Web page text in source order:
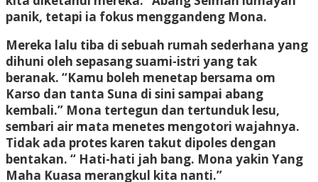
panik, tetapi ia fokus menggandeng Mona.
Mereka lalu tiba di sebuah rumah sederhana yang
dihuni oleh sepasang suami-istri yang tak
beranak. “Kamu boleh menetap bersama om
Karso dan tanta Suna di sini sampai abang
kembali.” Mona tertegun dan tertunduk lesu,
sembari air mata menetes mengotori wajahnya.
Tidak ada protes karen takut dipoles dengan
bentakan. “ Hati-hati jah bang. Mona yakin Yang
Maha Kuasa merangkul kita nanti.”